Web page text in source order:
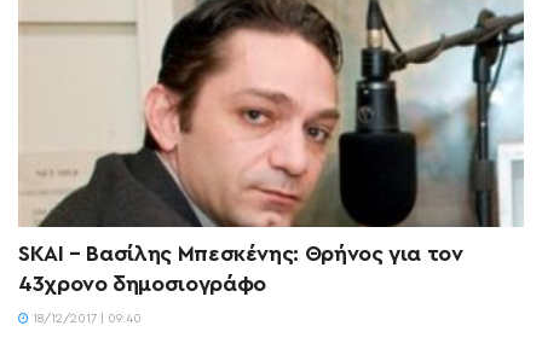
SKAI – Βασίλης Μπεσκένης: Θρήνος για τον
43χρονο δημοσιογράφο
18/12/2017 | 09:40